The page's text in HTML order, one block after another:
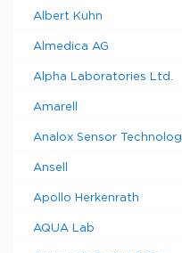
Albert Kuhn
Almedica AG
Alpha Laboratories Ltd.
Amarell
Analox Sensor
Ansell
Apollo Herkenrath
AQUA Lab